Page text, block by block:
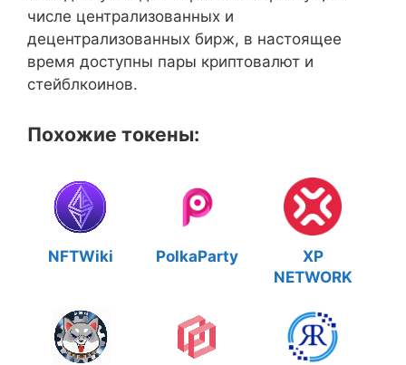
числе централизованных и
децентрализованных бирж, в настоящее
время доступны пары криптовалют и
стейблкоинов.
Похожие токены:
NFTWiki PolkaParty
XP
NETWORK